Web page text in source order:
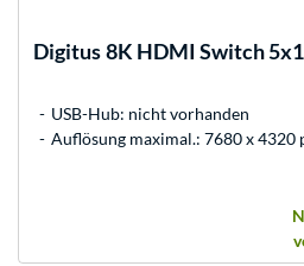
Digitus8K HDMI Switch 5x1
USB-Hub: nicht vorhanden
Auflösung maximal.: 7680 x 4320